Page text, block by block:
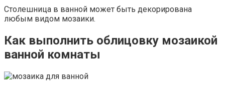
Столешница в ванной может быть декорирована
любым видом мозаики.
Как выполнить облицовку мозаикой
ванной комнаты